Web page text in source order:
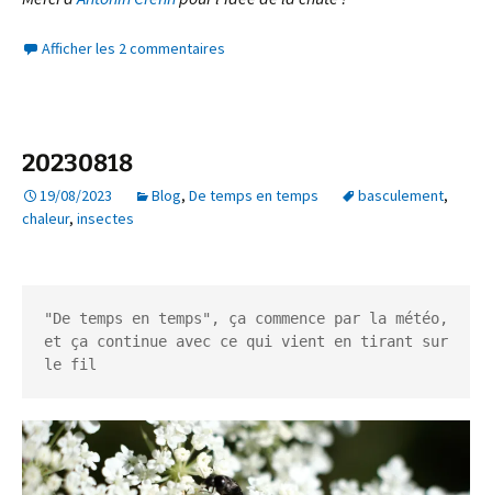
Afficher les 2 commentaires
20230818
19/08/2023 Blog, De temps en temps basculement,
chaleur, insectes
"De temps en temps", ça commence par la météo,
et ça continue avec ce qui vient en tirant sur
le fil